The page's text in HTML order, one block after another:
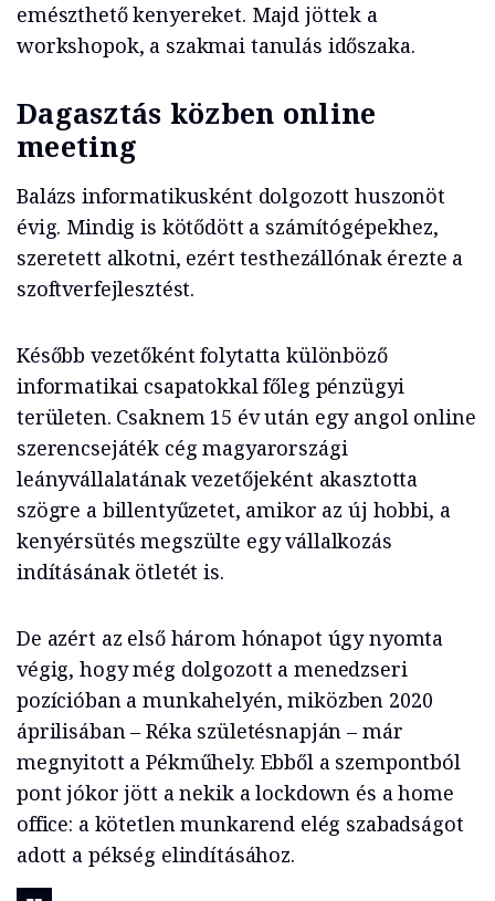
emészthető kenyereket. Majd jöttek a
workshopok, a szakmai tanulás időszaka.
Dagasztás közben online
meeting
Balázs informatikusként dolgozott huszonöt
évig. Mindig is kötődött a számítógépekhez,
szeretett alkotni, ezért testhezállónak érezte a
szoftverfejlesztést.
Később vezetőként folytatta különböző
informatikai csapatokkal főleg pénzügyi
területen. Csaknem 15 év után egy angol online
szerencsejáték cég magyarországi
leányvállalatának vezetőjeként akasztotta
szögre a billentyűzetet, amikor az új hobbi, a
kenyérsütés megszülte egy vállalkozás
indításának ötletét is.
De azért az első három hónapot úgy nyomta
végig, hogy még dolgozott a menedzseri
pozícióban a munkahelyén, miközben 2020
áprilisában – Réka születésnapján – már
megnyitott a Pékműhely. Ebből a szempontból
pont jókor jött a nekik a lockdown és a home
office: a kötetlen munkarend elég szabadságot
adott a pékség elindításához.